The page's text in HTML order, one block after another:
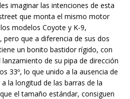
imaginar las intenciones de esta
que monta el mismo motor
modelos Coyote y K-9,
pero que a diferencia de sus dos
un bonito bastidor rígido, con
lanzamiento de su pipa de dirección
33º, lo que unido a la ausencia de
la longitud de las barras de la
el tamaño estándar, consiguen